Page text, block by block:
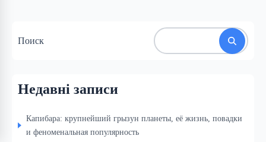
Поиск
Недавні записи
Капибара: крупнейший грызун планеты, её жизнь, повадки
и феноменальная популярность